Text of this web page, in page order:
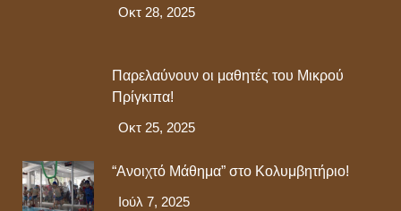
Οκτ 28, 2025
Παρελαύνουν οι μαθητές του Μικρού
Πρίγκιπα!
Οκτ 25, 2025
“Ανοιχτό Μάθημα” στο Κολυμβητήριο!
Ιούλ 7, 2025